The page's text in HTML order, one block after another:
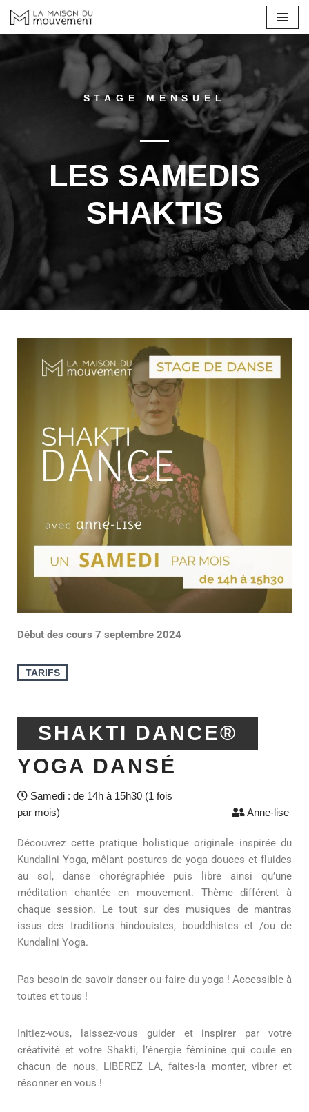
Aller
STAGE MENSUEL
LES SAMEDIS
SHAKTIS
Début des cours 7 septembre 2024
TARIFS
SHAKTI DANCE®
YOGA DANSÉ
Samedi : de 14h à 15h30 (1 fois
par mois)
Anne-lise
Découvrez cette pratique holistique originale inspirée du
Kundalini Yoga, mêlant postures de yoga douces et fluides
au sol, danse chorégraphiée puis libre ainsi qu’une
méditation chantée en mouvement. Thème différent à
chaque session. Le tout sur des musiques de mantras
issus des traditions hindouistes, bouddhistes et /ou de
Kundalini Yoga.
Pas besoin de savoir danser ou faire du yoga ! Accessible à
toutes et tous !
Initiez-vous, laissez-vous guider et inspirer par votre
créativité et votre Shakti, l’énergie féminine qui coule en
chacun de nous, LIBEREZ LA, faites-la monter, vibrer et
résonner en vous !